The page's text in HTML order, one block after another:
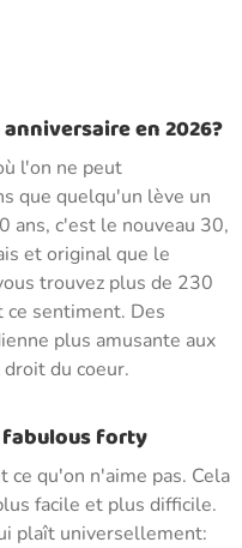
en 2026?
l'on ne peut
que quelqu'un lève un
ans, c'est le nouveau 30,
et original que le
trouvez plus de 230
ce sentiment. Des
plus amusante aux
du coeur.
fabulous forty
ce qu'on n'aime pas. Cela
facile et plus difficile.
plaît universellement: